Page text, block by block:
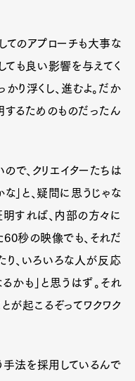
てのアプローチも大事な
も良い影響を与えてく
かり浮くし、進むよ。だか
するためのものだったん
で、クリエイターたちは
」と、疑問に思うじゃな
すれば、内部の方々に
60秒の映像でも、それだ
、いろいろな人が反応
かも」と思うはず。それ
が起こるぞってワクワク
手法を採用しているんで